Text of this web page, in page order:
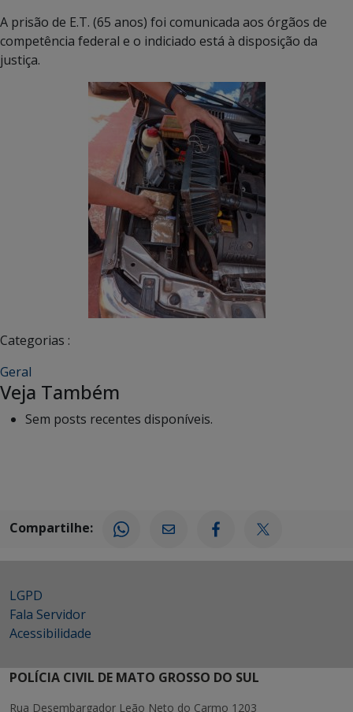
A prisão de E.T. (65 anos) foi comunicada aos órgãos de
competência federal e o indiciado está à disposição da
justiça.
Categorias :
Geral
Veja Também
Sem posts recentes disponíveis.
Compartilhe:
LGPD
Fala Servidor
Acessibilidade
POLÍCIA CIVIL DE MATO GROSSO DO SUL
Rua Desembargador Leão Neto do Carmo 1203